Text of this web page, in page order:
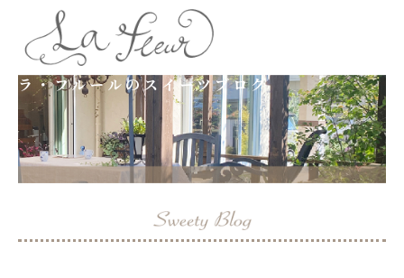
ラ・フルールのスイーツブログ